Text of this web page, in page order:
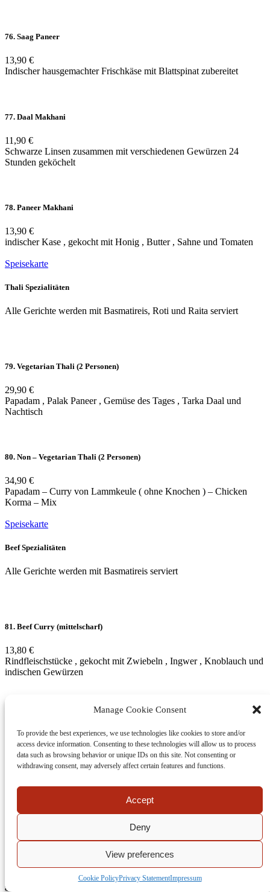
Manage Cookie Consent
To provide the best experiences, we use technologies like cookies to store and/or
access device information. Consenting to these technologies will allow us to process
data such as browsing behavior or unique IDs on this site. Not consenting or
withdrawing consent, may adversely affect certain features and functions.
Accept
Deny
View preferences
Cookie PolicyPrivacy StatementImpressum
76. Saag Paneer
13,90 €
Indischer hausgemachter Frischkäse mit Blattspinat zubereitet
77. Daal Makhani
11,90 €
Schwarze Linsen zusammen mit verschiedenen Gewürzen 24
Stunden geköchelt
78. Paneer Makhani
13,90 €
indischer Kase , gekocht mit Honig , Butter , Sahne und Tomaten
Speisekarte
Thali Spezialitäten
Alle Gerichte werden mit Basmatireis, Roti und Raita serviert
79. Vegetarian Thali (2 Personen)
29,90 €
Papadam , Palak Paneer , Gemüse des Tages , Tarka Daal und
Nachtisch
80. Non – Vegetarian Thali (2 Personen)
34,90 €
Papadam – Curry von Lammkeule ( ohne Knochen ) – Chicken
Korma – Mix
Speisekarte
Beef Spezialitäten
Alle Gerichte werden mit Basmatireis serviert
81. Beef Curry (mittelscharf)
13,80 €
Rindfleischstücke , gekocht mit Zwiebeln , Ingwer , Knoblauch und
indischen Gewürzen
13,80 €
Zartes Rindfleisch in einer Cashew – Creme
Eine Spezialität aus dem Süden Indiens , Rindfleischstücke ,
gewürzt mit Senfkömern , Curryblättern und Kokosraspeln
84. Beef Vindaloo